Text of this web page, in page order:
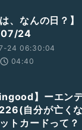
、なんの日？】
24
24 06:30:04
04:40
】ーエン
自分が亡く
トカードって？